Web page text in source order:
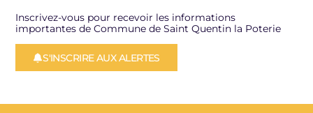
Inscrivez-vous pour recevoir les informations
importantes de Commune de Saint Quentin la Poterie
S'INSCRIRE AUX ALERTES